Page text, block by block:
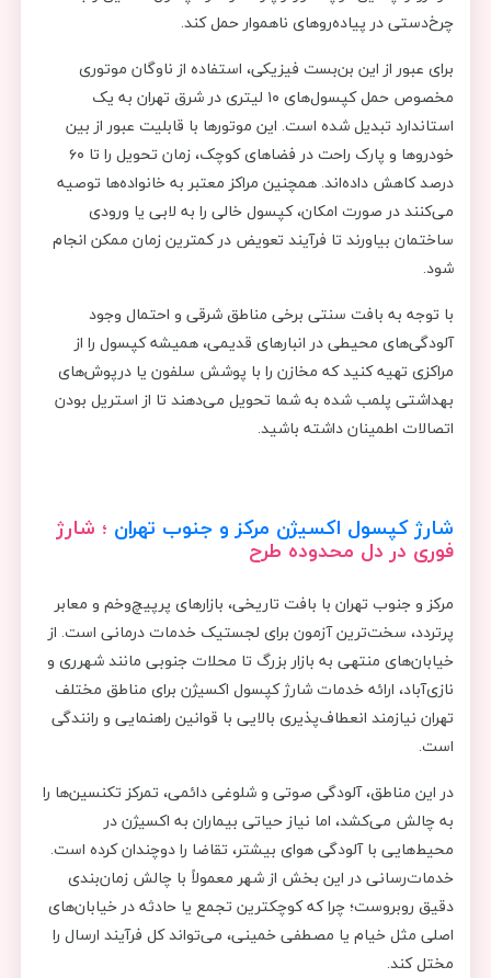
چرخ‌دستی در پیاده‌روهای ناهموار حمل کند.
برای عبور از این بن‌بست فیزیکی، استفاده از ناوگان موتوری
مخصوص حمل کپسول‌های ۱۰ لیتری در شرق تهران به یک
استاندارد تبدیل شده است. این موتورها با قابلیت عبور از بین
خودروها و پارک راحت در فضاهای کوچک، زمان تحویل را تا ۶۰
درصد کاهش داده‌اند. همچنین مراکز معتبر به خانواده‌ها توصیه
می‌کنند در صورت امکان، کپسول خالی را به لابی یا ورودی
ساختمان بیاورند تا فرآیند تعویض در کمترین زمان ممکن انجام
شود.
با توجه به بافت سنتی برخی مناطق شرقی و احتمال وجود
آلودگی‌های محیطی در انبارهای قدیمی، همیشه کپسول را از
مراکزی تهیه کنید که مخازن را با پوشش سلفون یا درپوش‌های
بهداشتی پلمب شده به شما تحویل می‌دهند تا از استریل بودن
اتصالات اطمینان داشته باشید.
شارژ کپسول اکسیژن مرکز و جنوب تهران ؛ شارژ
فوری در دل محدوده طرح
مرکز و جنوب تهران با بافت تاریخی، بازارهای پرپیچ‌وخم و معابر
پرتردد، سخت‌ترین آزمون برای لجستیک خدمات درمانی است. از
خیابان‌های منتهی به بازار بزرگ تا محلات جنوبی مانند شهرری و
نازی‌آباد، ارائه خدمات شارژ کپسول اکسیژن برای مناطق مختلف
تهران نیازمند انعطاف‌پذیری بالایی با قوانین راهنمایی و رانندگی
است.
در این مناطق، آلودگی صوتی و شلوغی دائمی، تمرکز تکنسین‌ها را
به چالش می‌کشد، اما نیاز حیاتی بیماران به اکسیژن در
محیط‌هایی با آلودگی هوای بیشتر، تقاضا را دوچندان کرده است.
خدمات‌رسانی در این بخش از شهر معمولاً با چالش‌ زمان‌بندی
دقیق روبروست؛ چرا که کوچکترین تجمع یا حادثه در خیابان‌های
اصلی مثل خیام یا مصطفی خمینی، می‌تواند کل فرآیند ارسال را
مختل کند.